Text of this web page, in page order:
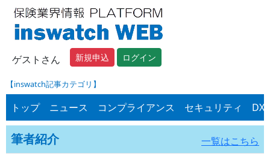
ゲストさん 新規申込 ログイン
【inswatch記事カテゴリ】
トップ ニュース コンプライアンス セキュリティ DX
筆者紹介 一覧はこちら